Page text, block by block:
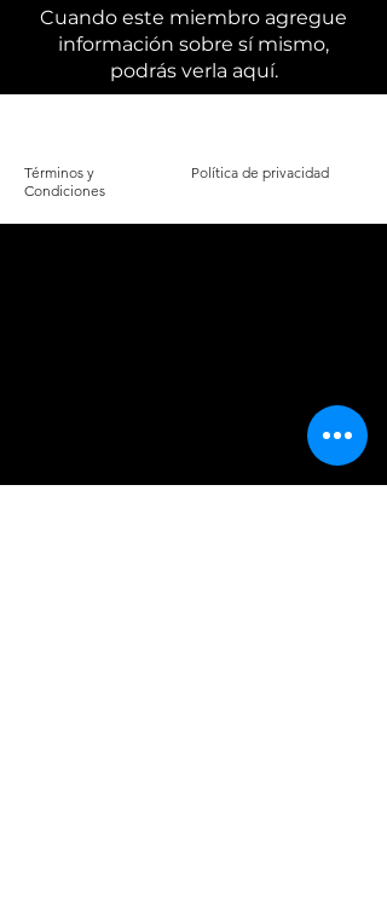
Cuando este miembro agregue
información sobre sí mismo,
podrás verla aquí.
Términos y
Condiciones
Política de privacidad